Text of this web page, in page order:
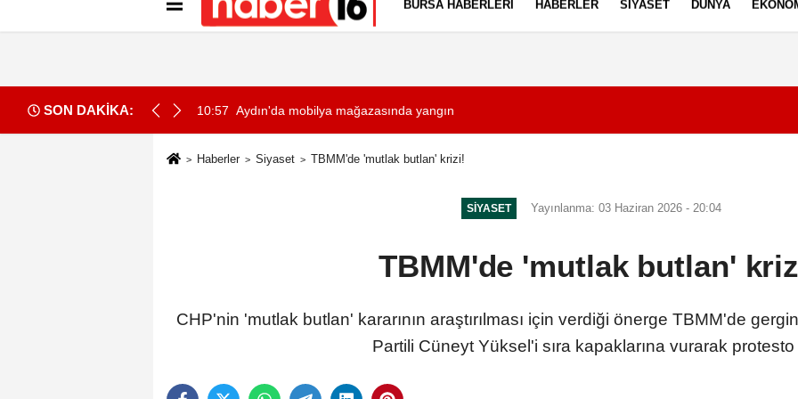
İletişim Gizlilik İlkeleri
BURSA HABERLERI HABERLER SIYASET DÜNYA
SON DAKİKA: 10:57 Aydın'da mobilya mağazasında yangın
Haberler Siyaset TBMM'de 'mutlak butlan' krizi!
SIYASET Yayınlanma: 03 Haziran 2026 - 20:04
TBMM'de 'mutlak butlan'
CHP'nin 'mutlak butlan' kararının araştırılması için verdiği önerge TBMM'de
Partili Cüneyt Yüksel'i sıra kapaklarına vurarak protesto